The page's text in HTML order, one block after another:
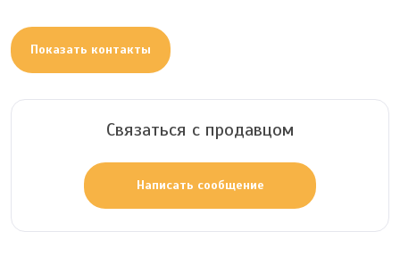
Показать контакты
Связаться с продавцом
Написать сообщение